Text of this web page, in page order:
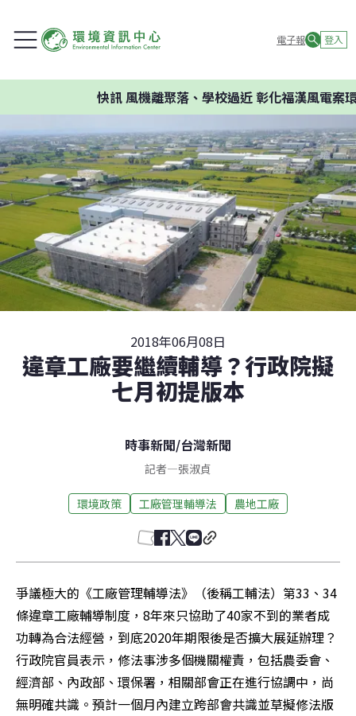
電子報 登入
風機離聚落、學校過近 彰化福漢風電案環委建
2018年06月08日
違章工廠要繼續輔導？行政院擬
七月初提版本
時事新聞/台灣新聞
記者—張淑貞
環境政策 工廠管理輔導法 農地工廠
爭議極大的《工廠管理輔導法》（後稱工輔法）第33、34
條違章工廠輔導制度，8年來只協助了40家不到的業者成
功轉為合法經營，到底2020年期限後是否擴大展延辦理？
行政院官員表示，修法事涉多個機關權責，包括農委會、
經濟部、內政部、環保署，相關部會正在進行協調中，尚
無明確共識。預計一個月內建立跨部會共識並草擬修法版